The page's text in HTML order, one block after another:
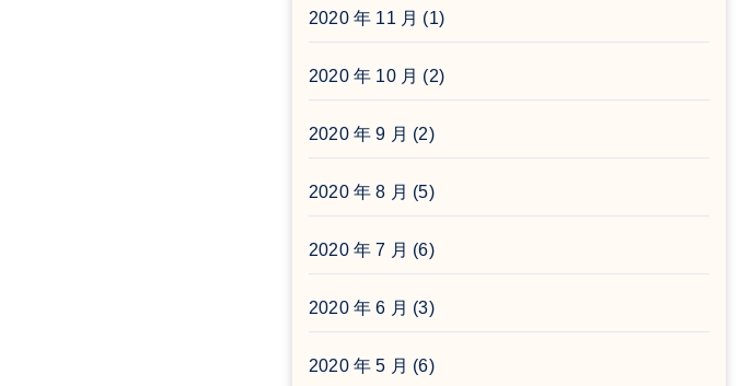
2020 年 11 月 (1)
2020 年 10 月 (2)
2020 年 9 月 (2)
2020 年 8 月 (5)
2020 年 7 月 (6)
2020 年 6 月 (3)
2020 年 5 月 (6)